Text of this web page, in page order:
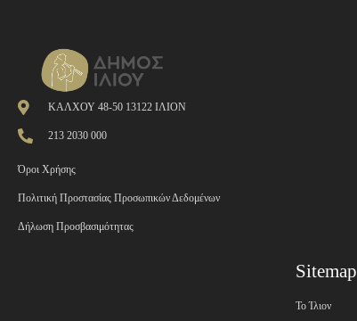
ΚΑΛΧΟΥ 48-50 13122 ΙΛΙΟΝ
213 2030 000
Όροι Χρήσης
Πολιτική Προστασίας Προσωπικών Δεδομένων
Δήλωση Προσβασιμότητας
Sitemap
Το Ίλιον